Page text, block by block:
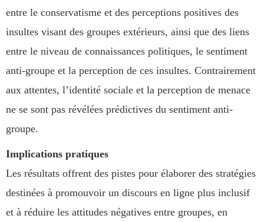
entre le conservatisme et des perceptions positives des
insultes visant des groupes extérieurs, ainsi que des liens
entre le niveau de connaissances politiques, le sentiment
anti-groupe et la perception de ces insultes. Contrairement
aux attentes, l’identité sociale et la perception de menace
ne se sont pas révélées prédictives du sentiment anti-
groupe.
Implications pratiques
Les résultats offrent des pistes pour élaborer des stratégies
destinées à promouvoir un discours en ligne plus inclusif
et à réduire les attitudes négatives entre groupes, en